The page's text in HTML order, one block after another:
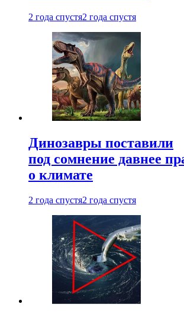
2 года спустя2 года спустя
Динозавры поставили
под сомнение давнее
о климате
2 года спустя2 года спустя